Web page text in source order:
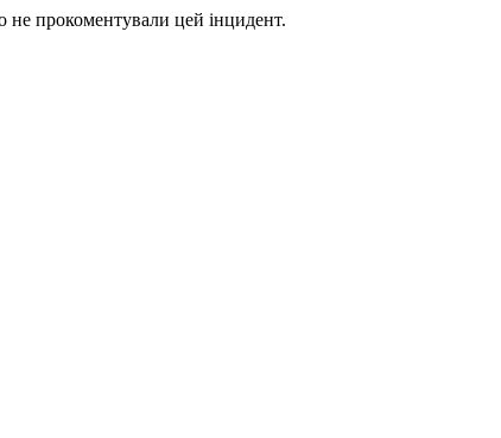
не прокоментували цей інцидент.